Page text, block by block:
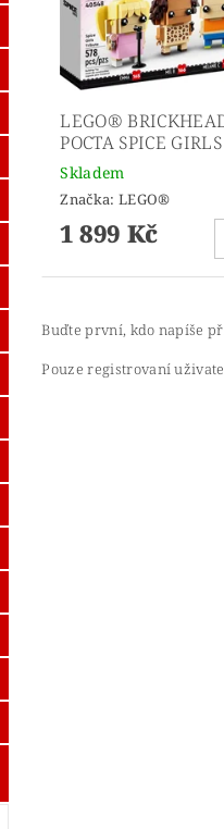
LEGO®
POCTA SPICE GIRLS
Skladem
Značka: LEGO®
1 899 Kč
Buďte první, kdo napíše
Pouze registrovaní